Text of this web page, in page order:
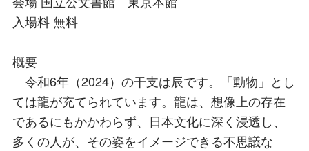
入場料 無料
概要
令和6年（2024）の干支は辰です。「動物」とし
ては龍が充てられています。龍は、想像上の存在
であるにもかかわらず、日本文化に深く浸透し、
多くの人が、その姿をイメージできる不思議な